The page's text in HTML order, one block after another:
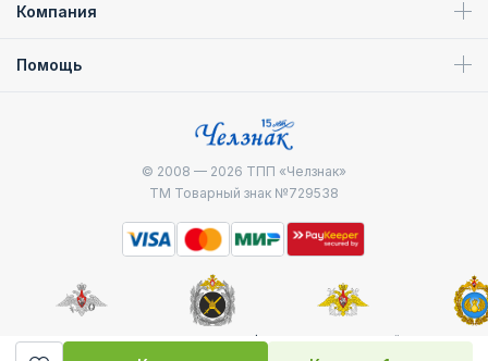
Компания
Помощь
© 2008 — 2026 ТПП «Челзнак»
ТМ Товарный знак №729538
Министерство
Генштаб ВС РФ
Военно-морской